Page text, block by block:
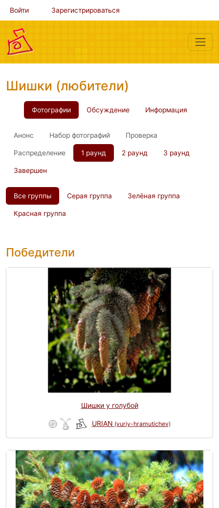
Войти Зарегистрироваться
Шишки (любители)
Фотографии Обсуждение Информация
Анонс Набор фотографий Проверка
Распределение 1 раунд 2 раунд 3 раунд
Завершен
Все группы Серая группа Зелёная группа
Красная группа
Победители
Шишки у голубой
URIAN (yuriy-hramutichev)